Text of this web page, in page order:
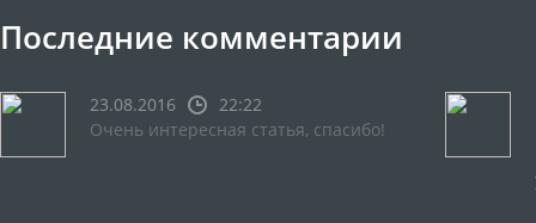
Последние комментарии
23.08.2016
22:22
Очень интересная статья, спасибо!